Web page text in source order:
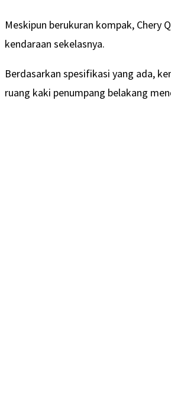
Meskipun berukuran kompak, Chery
kendaraan sekelasnya.
Berdasarkan spesifikasi yang ada,
ruang kaki penumpang belakang